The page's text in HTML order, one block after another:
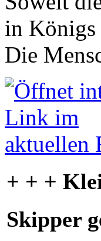
in Königs
Die
+ + +
Skipper